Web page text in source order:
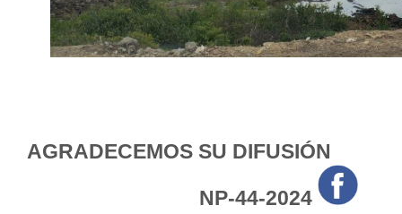
AGRADECEMOS SU DIFUSIÓN
NP-44-2024